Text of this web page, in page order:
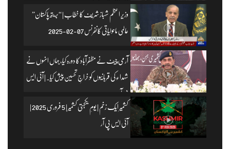
وزیرِ اعظم شہباز شریف کا خطاب | “بریتھ پاکستان”
عالمی ماحولیاتی کانفرنس 07-02-2025
آرمی چیف نے مظفرآباد کا دورہ کیا، جہاں انہوں نے
شہداء کی قربانیوں کو خراجِ تحسین پیش کیا۔ | آئی ایس
پی آر
کشمیر ایک زخم | یومِ یکجہتی کشمیر | 5 فروری 2025 |
آئی ایس پی آر